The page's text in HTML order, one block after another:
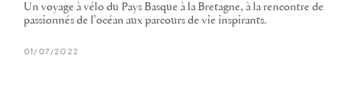
Un voyage à vélo du Pays Basque à la Bretagne, à la rencontre de
passionnés de l'océan aux parcours de vie inspirants.
01/07/2022